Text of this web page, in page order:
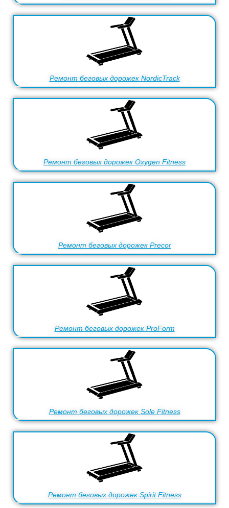
Ремонт беговых дорожек NordicTrack
Ремонт беговых дорожек Oxygen Fitness
Ремонт беговых дорожек Precor
Ремонт беговых дорожек ProForm
Ремонт беговых дорожек Sole Fitness
Ремонт беговых дорожек Spirit Fitness